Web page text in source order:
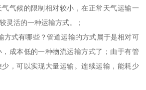
气候的限制相对较小，在正常天气运输一
灵活的一种运输方式。；
方式有哪些？管道运输的方式属于是相对可
成本低的一种物流运输方式了；由于有管
，可以实现大量运输。连续运输，能耗少